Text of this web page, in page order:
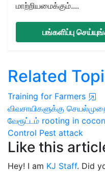
மாற்றியமைக்கும்....
பங்களிப்பு
Related
Training for Farmers
விவசாயிகளுக்கு
வேரூட்டம் rooting in
Control Pest attack
Like this
Hey! I am KJ Staff. Did